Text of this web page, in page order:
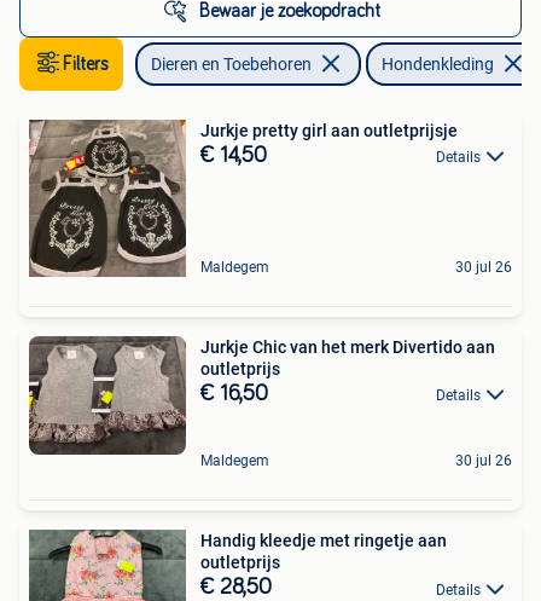
Bewaar je zoekopdracht
Filters Dieren en Toebehoren Hondenkleding
Jurkje pretty girl aan outletprijsje
€ 14,50 Details
Maldegem 30 jul 26
Jurkje Chic van het merk Divertido aan
outletprijs
€ 16,50 Details
Maldegem 30 jul 26
Handig kleedje met ringetje aan
outletprijs
€ 28,50 Details